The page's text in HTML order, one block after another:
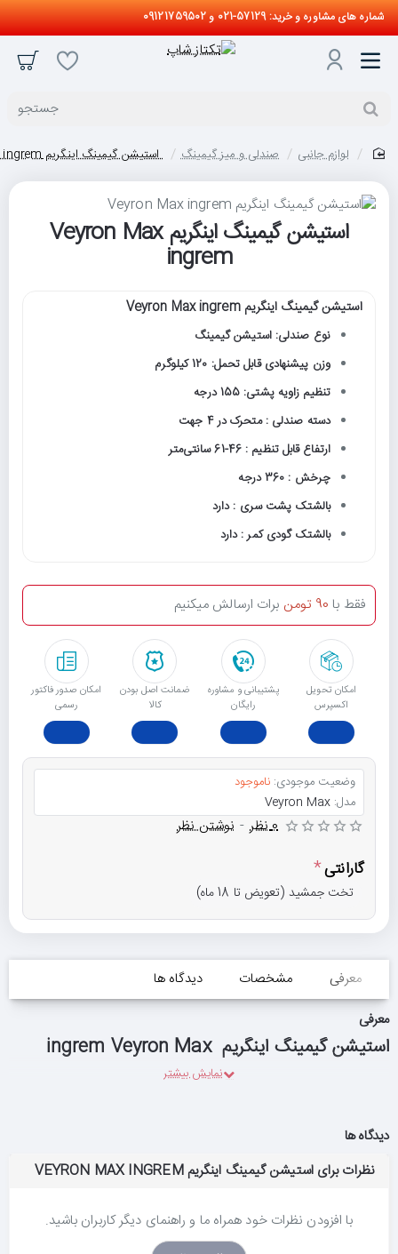
شماره های مشاوره و خرید: 57129-021 و 09121759502
جستجو
لوازم جانبی صندلی و میز گیمینگ استیشن گیمینگ اینگریم Veyron Max ingrem
استیشن گیمینگ اینگریم Veyron Max
ingrem
استیشن گیمینگ اینگریم Veyron Max ingrem
نوع صندلی: استیشن گیمینگ
وزن پیشنهادی قابل تحمل: 120 کیلوگرم
تنظیم زاویه پشتی: 155 درجه
دسته صندلی : متحرک در 4 جهت
ارتفاع قابل تنظیم : 46-61 سانتی‌متر
چرخش : 360 درجه
بالشتک پشت سری : دارد
بالشتک گودی کمر : دارد
امکان تحویل
اکسپرس
پشتیبانی و مشاوره
رایگان
ﺿﻤﺎﻧﺖ اﺻﻞ ﺑﻮدن
ﮐﺎﻟﺎ
امکان صدور فاکتور
رسمی
فقط با 90 تومن برات ارسالش میکنیم
وضعیت موجودی: ناموجود
مدل: Veyron Max
0 نظر - نوشتن نظر
گارانتی
تخت جمشید (تعویض تا 18 ماه)
معرفی مشخصات
دیدگاه ها
معرفی
استیشن گیمینگ اینگریم ingrem Veyron Max
دیدگاه ها
نظرات برای استیشن گیمینگ اینگریم VEYRON MAX INGREM
با افزودن نظرات خود همراه ما و راهنمای دیگر کاربران باشید.